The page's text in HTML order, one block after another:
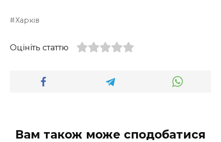
Харків
Оцініть статтю
Вам також може сподобатися